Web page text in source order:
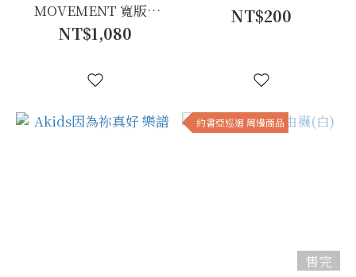
MOVEMENT 寬版T
(燕麥卡其)｜青吶設計
款
NT$1,080
NT$200
約書亞巡迴 周邊商品
售完